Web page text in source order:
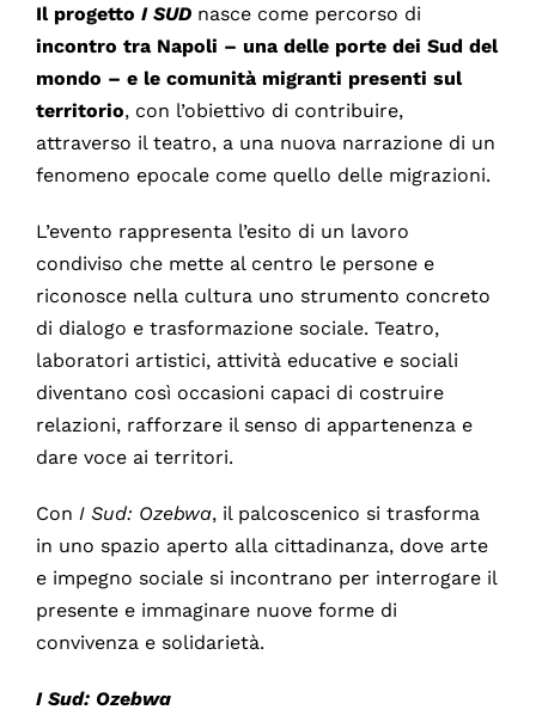
Il progetto I SUDnasce come percorso di
incontro tra Napoli – una delle porte dei Sud del
mondo – e le comunità migranti presenti sul
territorio, con l’obiettivo di contribuire,
attraverso il teatro, a una nuova narrazione di un
fenomeno epocale come quello delle migrazioni.
L’evento rappresenta l’esito di un lavoro
condiviso che mette al centro le persone e
riconosce nella cultura uno strumento concreto
di dialogo e trasformazione sociale. Teatro,
laboratori artistici, attività educative e sociali
diventano così occasioni capaci di costruire
relazioni, rafforzare il senso di appartenenza e
dare voce ai territori.
Con I Sud: Ozebwa, il palcoscenico si trasforma
in uno spazio aperto alla cittadinanza, dove arte
e impegno sociale si incontrano per interrogare il
presente e immaginare nuove forme di
convivenza e solidarietà.
I Sud: Ozebwa